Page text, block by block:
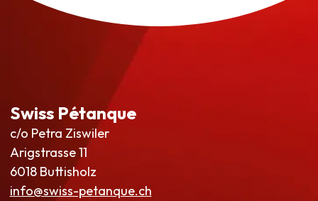
Swiss Pétanque
c/o Petra Ziswiler
Arigstrasse 11
6018 Buttisholz
info@swiss-petanque.ch